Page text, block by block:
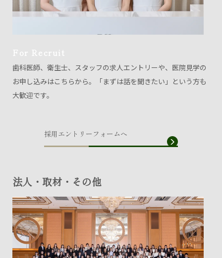
For Recruit
歯科医師、衛生士、スタッフの求人エントリーや、医院見学の
お申し込みはこちらから。「まずは話を聞きたい」という方も
大歓迎です。
採用エントリーフォームへ
法人・取材・その他